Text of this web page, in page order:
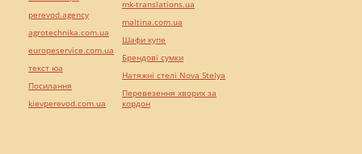
perevod.agency
agrotechnika.com.ua
europeservice.com.ua
текст юа
Посилання
kievperevod.com.ua
mk-translations.ua
maltina.com.ua
Шафи купе
Брендові сумки
Натяжні стелі Nova Stelya
Перевезення хворих за
кордон